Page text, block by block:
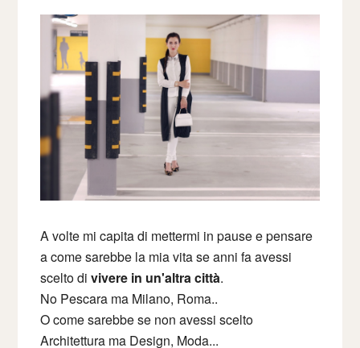
A volte mi capita di mettermi in pause e pensare
a come sarebbe la mia vita se anni fa avessi
scelto divivere in un'altra città.
No Pescara ma Milano, Roma..
O come sarebbe se non avessi scelto
Architettura ma Design, Moda...